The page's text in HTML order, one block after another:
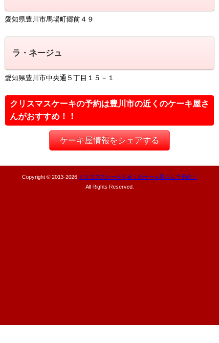
愛知県豊川市馬場町郷前４９
ラ・ネージュ
愛知県豊川市中央通５丁目１５－１
クリスマスケーキの予約は豊川市の近くのケーキ屋さ
んがおすすめ！！
ケーキ屋情報をシェアする
Copyright © 2013-2026 クリスマスケーキを近くのケーキ屋さんで予約！
All Rights Reserved.